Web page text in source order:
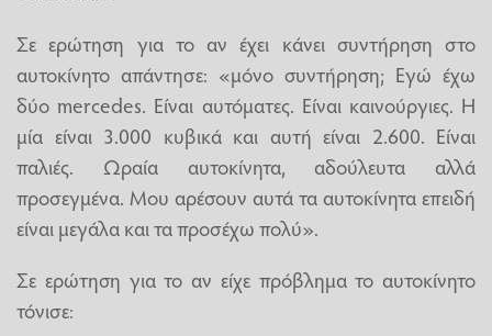
Σε ερώτηση για το αν έχει κάνει συντήρηση στο
αυτοκίνητο απάντησε: «μόνο συντήρηση; Εγώ έχω
δύο mercedes. Είναι αυτόματες. Είναι καινούργιες. Η
μία είναι 3.000 κυβικά και αυτή είναι 2.600. Είναι
παλιές. Ωραία αυτοκίνητα, αδούλευτα αλλά
προσεγμένα. Μου αρέσουν αυτά τα αυτοκίνητα επειδή
είναι μεγάλα και τα προσέχω πολύ».
Σε ερώτηση για το αν είχε πρόβλημα το αυτοκίνητο
τόνισε: